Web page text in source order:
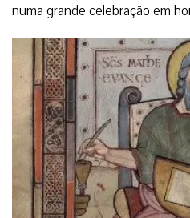
numa grande celebração em